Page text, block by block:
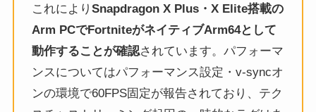
これによりSnapdragon X Plus・X Elite搭載の
Arm PCでFortniteがネイティブArm64として
動作することが確認されています。パフォーマ
ンスについてはパフォーマンス設定・v-syncオ
ンの環境で60FPS固定が報告されており、テク